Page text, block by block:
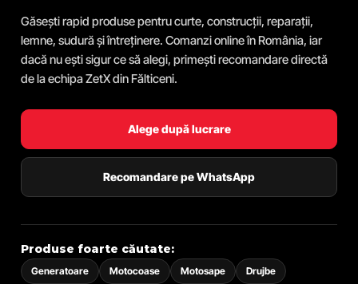
Găsești rapid produse pentru curte, construcții, reparații,
lemne, sudură și întreținere. Comanzi online în România, iar
dacă nu ești sigur ce să alegi, primești recomandare directă
de la echipa ZetX din Fălticeni.
Alege după lucrare
Recomandare pe WhatsApp
Produse foarte căutate:
Generatoare Motocoase Motosape Drujbe